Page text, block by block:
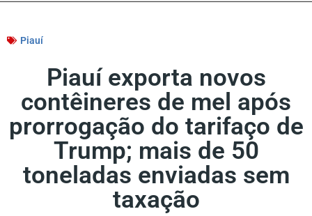
Piauí
Piauí exporta novos
contêineres de mel após
prorrogação do tarifaço de
Trump; mais de 50
toneladas enviadas sem
taxação